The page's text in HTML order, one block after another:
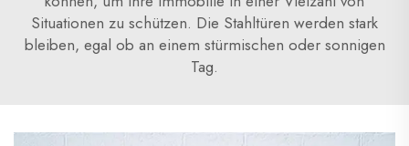
Situationen zu schützen. Die Stahltüren werden stark
bleiben, egal ob an einem stürmischen oder sonnigen
Tag.